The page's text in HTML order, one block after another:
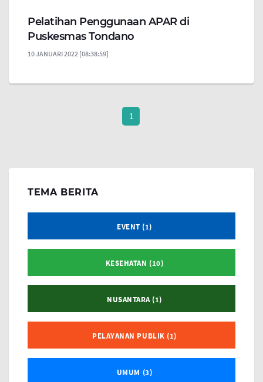
Pelatihan Penggunaan APAR di
Puskesmas Tondano
10 JANUARI 2022 [08:38:59]
1
TEMA BERITA
EVENT (1)
KESEHATAN (10)
NUSANTARA (1)
PELAYANAN PUBLIK (1)
UMUM (3)